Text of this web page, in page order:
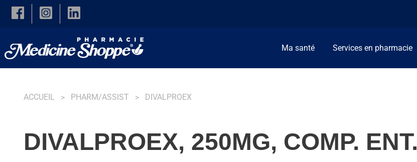
Skip to main content
Ma santé Services en pharmacie
ACCUEIL PHARM/ASSIST DIVALPROEX
DIVALPROEX, 250MG, COMP. ENT.